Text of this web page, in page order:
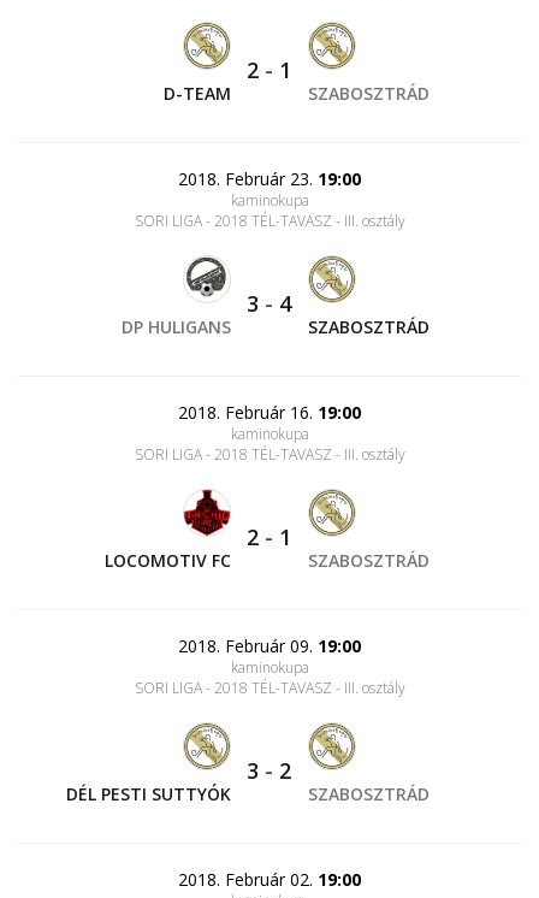
D-TEAM
2 - 1
SZABOSZTRÁD
2018. Február 23. 19:00
kaminokupa
SORI LIGA - 2018 TÉL-TAVASZ - III. osztály
DP HULIGANS
3 - 4
SZABOSZTRÁD
2018. Február 16. 19:00
kaminokupa
SORI LIGA - 2018 TÉL-TAVASZ - III. osztály
LOCOMOTIV FC
2 - 1
SZABOSZTRÁD
2018. Február 09. 19:00
kaminokupa
SORI LIGA - 2018 TÉL-TAVASZ - III. osztály
DÉL PESTI SUTTYÓK
3 - 2
SZABOSZTRÁD
2018. Február 02. 19:00